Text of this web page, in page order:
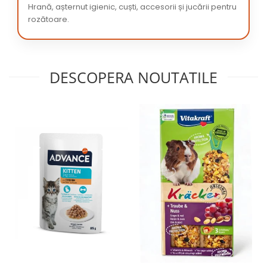
Hrană, așternut igienic, cuști, accesorii și jucării pentru
rozătoare.
DESCOPERA NOUTATILE